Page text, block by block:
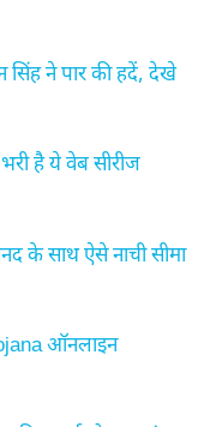
सिंह ने पार की हदें, देखे
है ये वेब सीरीज
के साथ ऐसे नाची सीमा
ऑनलाइन